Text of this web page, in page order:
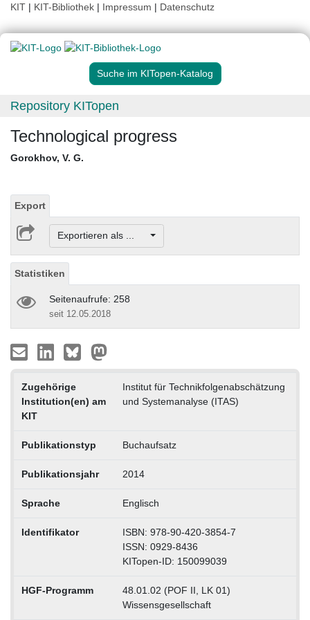
KIT | KIT-Bibliothek | Impressum | Datenschutz
Suche im KITopen-Katalog
Repository KITopen
Technological progress
Gorokhov, V. G.
Export
Exportieren als ...
Statistiken
Seitenaufrufe: 258
seit 12.05.2018
Zugehörige
Institution(en) am
KIT
Institut für Technikfolgenabschätzung
und Systemanalyse (ITAS)
Publikationstyp Buchaufsatz
Publikationsjahr 2014
Sprache Englisch
Identifikator
ISBN: 978-90-420-3854-7
ISSN: 0929-8436
KITopen-ID: 150099039
HGF-Programm
48.01.02 (POF II, LK 01)
Wissensgesellschaft